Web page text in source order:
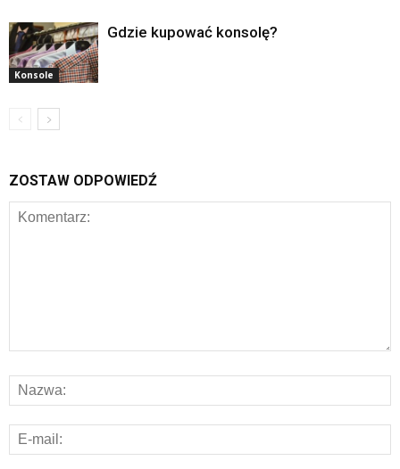
Konsole
Gdzie kupować konsolę?
ZOSTAW ODPOWIEDŹ